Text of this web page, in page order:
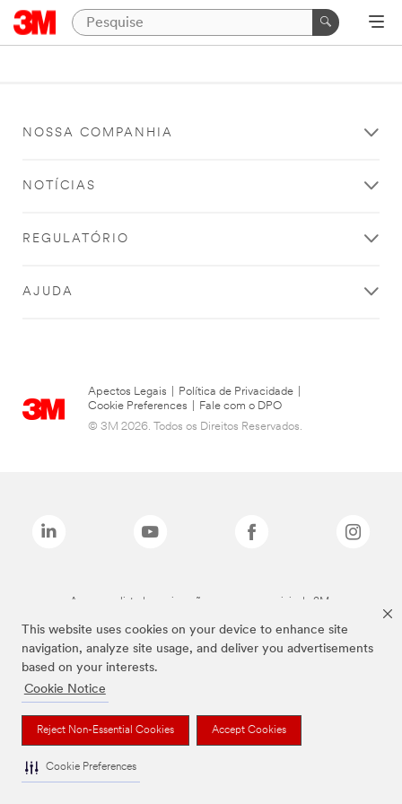
This website uses cookies on your device to enhance site
navigation, analyze site usage, and deliver you advertisements
based on your interests.
Cookie Notice
Reject Non-Essential Cookies Accept Cookies
Cookie Preferences
NOSSA COMPANHIA
NOTÍCIAS
REGULATÓRIO
AJUDA
Apectos Legais Política de Privacidade
Cookie Preferences
Fale com o DPO
© 3M 2026. Todos os Direitos Reservados.
As marcas listadas a cima são marcas comerciais da 3M.